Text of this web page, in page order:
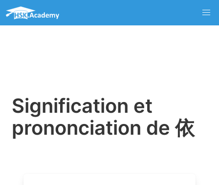
Signification et
prononciation de 依